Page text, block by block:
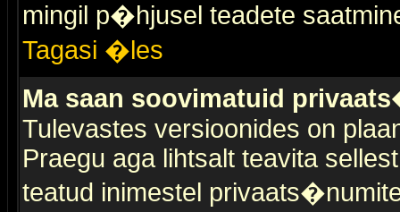
mingil p�hjusel teadete
Tagasi �les
Ma saan soovimatuid
Tulevastes versioonides on
Praegu aga lihtsalt teavita
teatud inimestel